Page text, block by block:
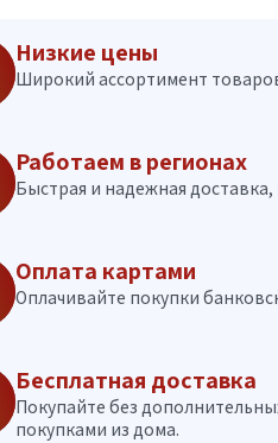
Низкие цены
Широкий ассортимент
Работаем в регионах
Быстрая и надежная
Оплата картами
Оплачивайте покупки
Бесплатная доставка
Покупайте без
покупками из дома.